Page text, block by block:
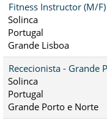
Fitness Instructor (M/
Solinca
Portugal
Grande Lisboa
Rececionista - Grande
Solinca
Portugal
Grande Porto e Norte